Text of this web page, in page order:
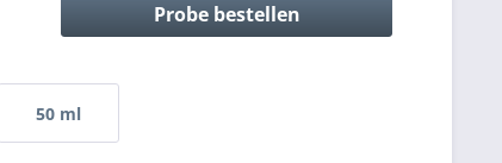
Probe bestellen
50 ml